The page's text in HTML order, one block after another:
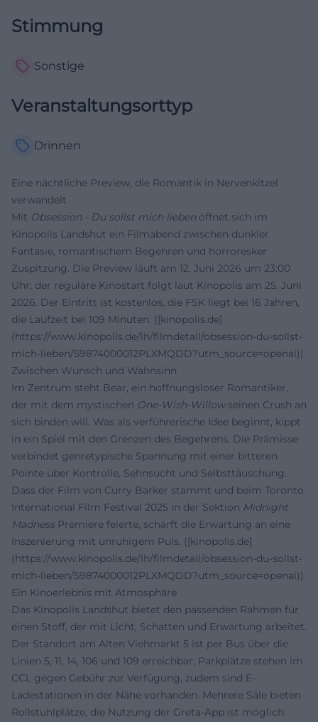
Stimmung
Sonstige
Veranstaltungsorttyp
Drinnen
Eine nächtliche Preview, die Romantik in Nervenkitzel
verwandelt
Mit Obsession - Du sollst mich lieben öffnet sich im
Kinopolis Landshut ein Filmabend zwischen dunkler
Fantasie, romantischem Begehren und horroresker
Zuspitzung. Die Preview läuft am 12. Juni 2026 um 23:00
Uhr; der reguläre Kinostart folgt laut Kinopolis am 25. Juni
2026. Der Eintritt ist kostenlos, die FSK liegt bei 16 Jahren,
die Laufzeit bei 109 Minuten. ([kinopolis.de]
(https://www.kinopolis.de/lh/filmdetail/obsession-du-sollst-
mich-lieben/59874000012PLXMQDD?utm_source=openai))
Zwischen Wunsch und Wahnsinn
Im Zentrum steht Bear, ein hoffnungsloser Romantiker,
der mit dem mystischen One-Wish-Willowseinen Crush an
sich binden will. Was als verführerische Idee beginnt, kippt
in ein Spiel mit den Grenzen des Begehrens. Die Prämisse
verbindet genretypische Spannung mit einer bitteren
Pointe über Kontrolle, Sehnsucht und Selbsttäuschung.
Dass der Film von Curry Barker stammt und beim Toronto
International Film Festival 2025 in der Sektion Midnight
MadnessPremiere feierte, schärft die Erwartung an eine
Inszenierung mit unruhigem Puls. ([kinopolis.de]
(https://www.kinopolis.de/lh/filmdetail/obsession-du-sollst-
mich-lieben/59874000012PLXMQDD?utm_source=openai))
Ein Kinoerlebnis mit Atmosphäre
Das Kinopolis Landshut bietet den passenden Rahmen für
einen Stoff, der mit Licht, Schatten und Erwartung arbeitet.
Der Standort am Alten Viehmarkt 5 ist per Bus über die
Linien 5, 11, 14, 106 und 109 erreichbar; Parkplätze stehen im
CCL gegen Gebühr zur Verfügung, zudem sind E-
Ladestationen in der Nähe vorhanden. Mehrere Säle bieten
Rollstuhlplätze, die Nutzung der Greta-App ist möglich.